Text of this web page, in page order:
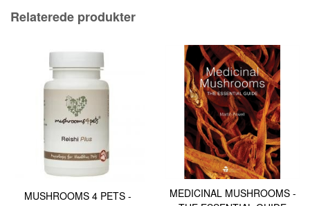
Relaterede produkter
MUSHROOMS 4 PETS -
MEDICINAL MUSHROOMS -